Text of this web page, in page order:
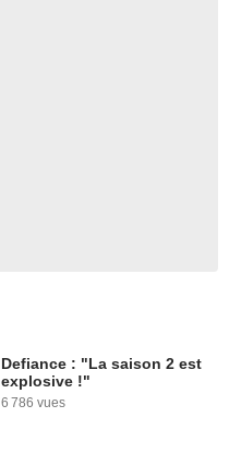
Defiance : "La saison 2 est
explosive !"
6 786 vues